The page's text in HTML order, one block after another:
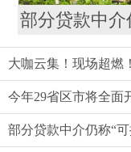
今年29省区市将全面
部分贷款中介仍称“